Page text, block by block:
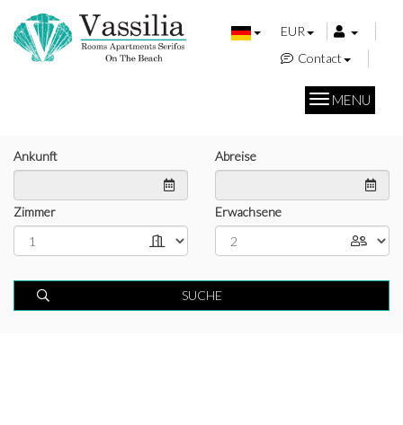
EUR
Contact
MENU
Ankunft Abreise
Zimmer Erwachsene
SUCHE